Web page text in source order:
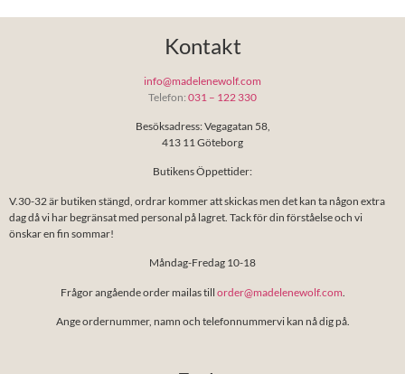
Kontakt
info@madelenewolf.com
Telefon: 031 – 122 330
Besöksadress: Vegagatan 58,
413 11 Göteborg
Butikens Öppettider:
V.30-32 är butiken stängd, ordrar kommer att skickas men det kan ta någon extra
dag då vi har begränsat med personal på lagret. Tack för din förståelse och vi
önskar en fin sommar!
Måndag-Fredag 10-18
Frågor angående order mailas till order@madelenewolf.com
Ange ordernummer, namn och telefonnummervi kan nå dig på.